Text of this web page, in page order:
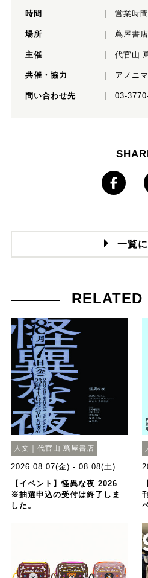
時間 営業時
場所 蔦屋書
主催 代官山
共催・協力 アノニ
問い合わせ先 03-
一覧
RELATED
人文｜代官山 蔦屋書店
2026.08.07(金) - 08.08(土)
【イベント】怪異な夜 2026
※抽選申込の受付は終了しま
した。